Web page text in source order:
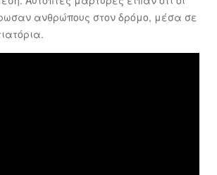
ανθρώπους στον δρόμο, μέσα σε